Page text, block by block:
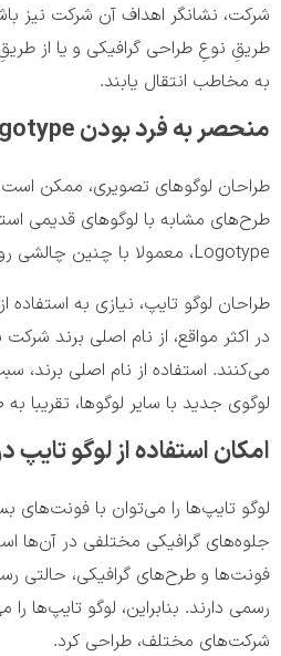
شرکت، نشانگر اهداف آن شرکت نیز
طريقِ نوعِ طراحی گرافیکی و یا از
به مخاطب انتقال یابند.
منحصر به فرد بودن Logotype
طراحان لوگوهای تصویری، ممکن است
طرح‌های مشابه با لوگوهای قدیمی
Logotype، معمولا با چنین چالشی روبرو نمی‌شوند.
طراحان لوگو تایپ، نیازی به
در اکثر مواقع، از نام اصلی برند
می‌کنند. استفاده از نام اصلی
لوگوی جدید با سایر لوگوها، تقریبا
امکان استفاده از لوگو
لوگو تایپ‌ها را می‌توان با فونت‌های
جلوه‌های گرافیکی مختلفی در آن‌ها
فونت‌ها و طرح‌های گرافیکی، حالتی
رسمی دارند. بنابراین، لوگو تایپ‌ها را
شرکت‌های مختلف، طراحی کرد.